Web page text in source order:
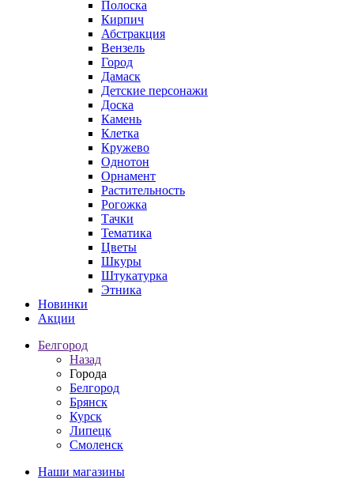
Полоска
Кирпич
Абстракция
Вензель
Город
Дамаск
Детские персонажи
Доска
Камень
Клетка
Кружево
Однотон
Орнамент
Растительность
Рогожка
Тачки
Тематика
Цветы
Шкуры
Штукатурка
Этника
Новинки
Акции
Белгород
Назад
Города
Белгород
Брянск
Курск
Липецк
Смоленск
Наши магазины